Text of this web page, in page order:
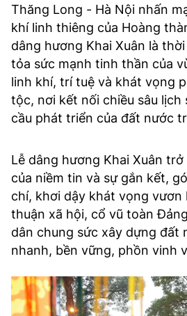
Thăng Long - Hà Nội nhấn
khí linh thiêng của Hoàng
dâng hương Khai Xuân là
tỏa sức mạnh tinh thần của
linh khí, trí tuệ và khát vọng
tộc, nơi kết nối chiều sâu lịch
cầu phát triển của đất nước
Lễ dâng hương Khai Xuân
của niềm tin và sự gắn kết,
chí, khơi dậy khát vọng vươn
thuận xã hội, cổ vũ toàn
dân chung sức xây dựng đất
nhanh, bền vững, phồn vinh